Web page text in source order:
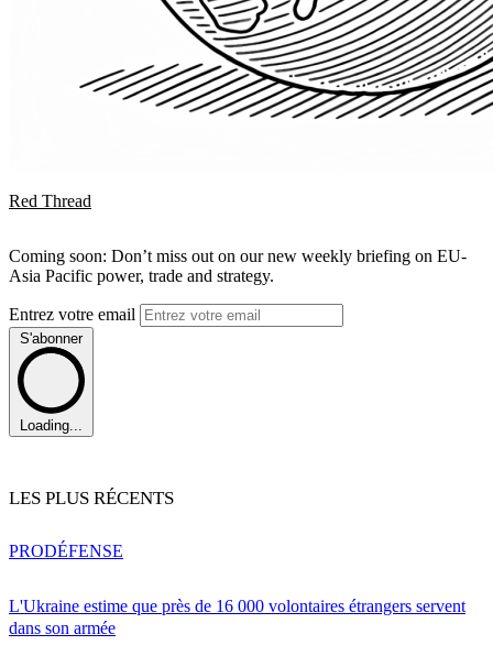
Red Thread
Coming soon: Don’t miss out on our new weekly briefing on EU-
Asia Pacific power, trade and strategy.
Entrez votre email
S'abonner
Loading...
LES PLUS RÉCENTS
L'Ukraine estime que près de 16 000 volontaires étrangers servent
dans son armée
PRODÉFENSE